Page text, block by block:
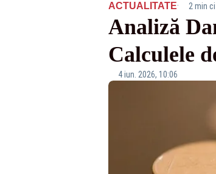
ACTUALITATE· 2 min
Analiză
Calculele
4 iun. 2026, 10:06